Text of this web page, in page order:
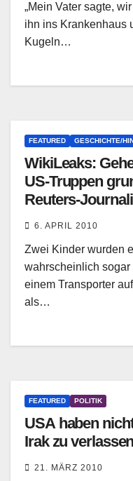
„Mein Vater sagte,
ihn ins Krankenhaus
Kugeln…
FEATURED GESCHICHTE/
WikiLeaks:
US-Truppen
Reuters-
6. APRIL 2010
Zwei Kinder wurden
wahrscheinlich
einem Transporter
als…
FEATURED POLITIK
USA haben
Irak zu verlassen
21. MÄRZ 2010